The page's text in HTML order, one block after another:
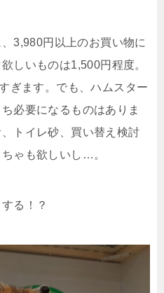
3,980円以上のお買い物に
しいものは1,500円程度。
ぎます。でも、ハムスター
必要になるものはありま
トイレ砂、買い替え検討
ゃも欲しいし…。
る！？